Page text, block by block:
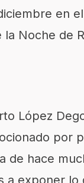
en
Noche de
López
por
de hace
a exponer lo